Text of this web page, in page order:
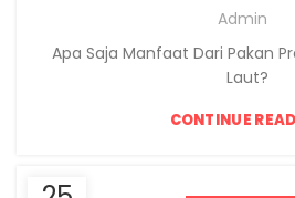
Admin
Apa Saja Manfaat Dari Pakan
Laut?
CONTINUE